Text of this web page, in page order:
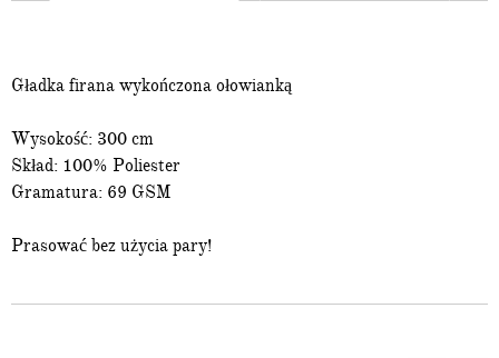
Gładka firana wykończona ołowianką
Wysokość: 300 cm
Skład: 100% Poliester
Gramatura: 69 GSM
Prasować bez użycia pary!